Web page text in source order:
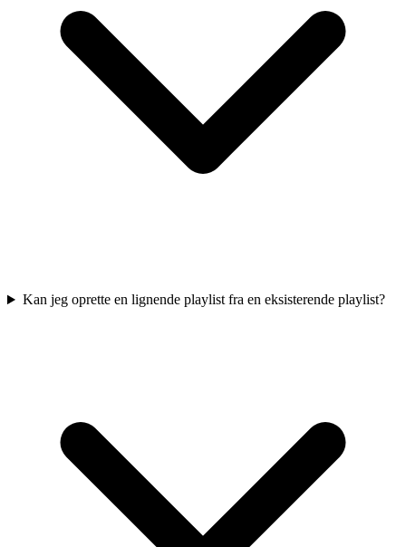
Kan jeg oprette en lignende playlist fra en eksisterende playlist?